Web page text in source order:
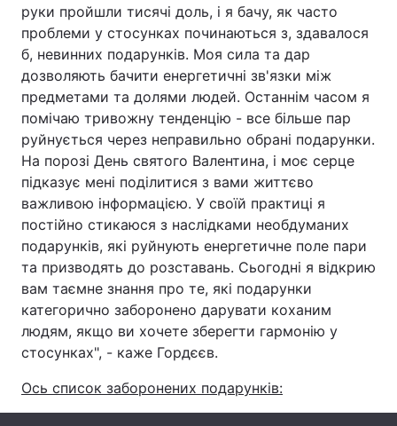
Техно і зв'язок Лайт
Інциденти
Здоров'я Туризм
Цікавинки Погода
Екологія Регіони
Лонгріди
Відео з Youtube
Інтерв'ю Думки
Архів Вакансії
Контакти
руки пройшли тисячі доль, і я бачу, як часто
проблеми у стосунках починаються з, здавалося
б, невинних подарунків. Моя сила та дар
дозволяють бачити енергетичні зв'язки між
предметами та долями людей. Останнім часом я
помічаю тривожну тенденцію - все більше пар
руйнується через неправильно обрані подарунки.
На порозі День святого Валентина, і моє серце
підказує мені поділитися з вами життєво
важливою інформацією. У своїй практиці я
постійно стикаюся з наслідками необдуманих
подарунків, які руйнують енергетичне поле пари
та призводять до розставань. Сьогодні я відкрию
вам таємне знання про те, які подарунки
категорично заборонено дарувати коханим
людям, якщо ви хочете зберегти гармонію у
стосунках", - каже Гордєєв.
Ось список заборонених подарунків: